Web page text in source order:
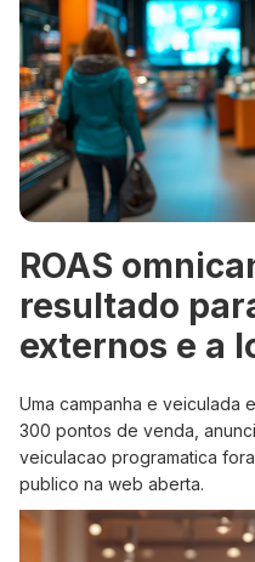
ROAS
resultado
externos e a
Uma campanha e veiculada
300 pontos de venda,
veiculacao programatica
publico na web aberta.